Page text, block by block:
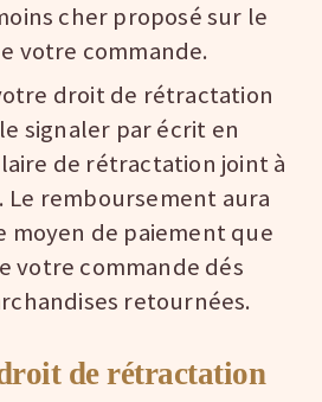
cher proposé sur le
votre commande.
droit de rétractation
signaler par écrit en
de rétractation joint à
remboursement aura
moyen de paiement que
votre commande dés
retournées.
de rétractation